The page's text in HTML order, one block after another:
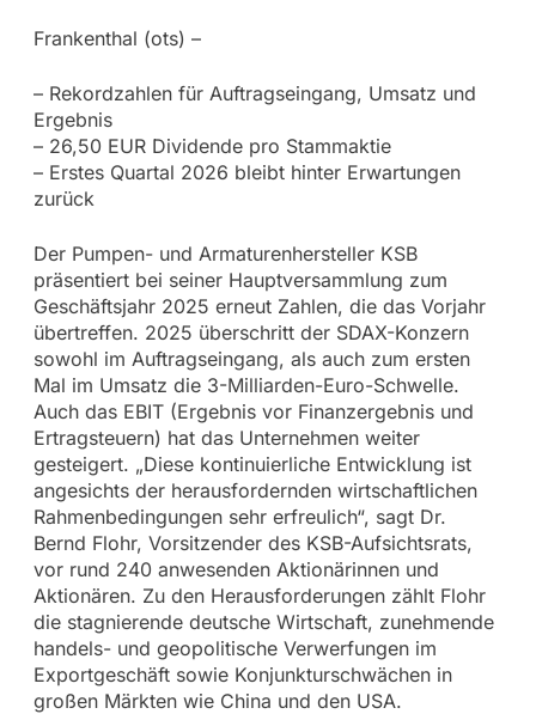
Frankenthal (ots) –
– Rekordzahlen für Auftragseingang, Umsatz und
Ergebnis
– 26,50 EUR Dividende pro Stammaktie
– Erstes Quartal 2026 bleibt hinter Erwartungen
zurück
Der Pumpen- und Armaturenhersteller KSB
präsentiert bei seiner Hauptversammlung zum
Geschäftsjahr 2025 erneut Zahlen, die das Vorjahr
übertreffen. 2025 überschritt der SDAX-Konzern
sowohl im Auftragseingang, als auch zum ersten
Mal im Umsatz die 3-Milliarden-Euro-Schwelle.
Auch das EBIT (Ergebnis vor Finanzergebnis und
Ertragsteuern) hat das Unternehmen weiter
gesteigert. „Diese kontinuierliche Entwicklung ist
angesichts der herausfordernden wirtschaftlichen
Rahmenbedingungen sehr erfreulich“, sagt Dr.
Bernd Flohr, Vorsitzender des KSB-Aufsichtsrats,
vor rund 240 anwesenden Aktionärinnen und
Aktionären. Zu den Herausforderungen zählt Flohr
die stagnierende deutsche Wirtschaft, zunehmende
handels- und geopolitische Verwerfungen im
Exportgeschäft sowie Konjunkturschwächen in
großen Märkten wie China und den USA.